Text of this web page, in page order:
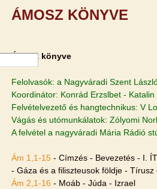
ÁMOSZ KÖNYVE
Ámosz könyve
Felolvasók: a Nagyváradi Szent
Koordinátor: Konrád Erzslbet - Katalin
Felvételvezető és hangtechnikus: V
Vágás és utómunkálatok: Zólyomi
A felvétel a nagyváradi Mária Rádió
Ám 1,1-15 - Címzés - Bevezetés - I.
- Gáza és a filiszteusok földje -
Ám 2,1-16 - Moáb - Júda - Izrael